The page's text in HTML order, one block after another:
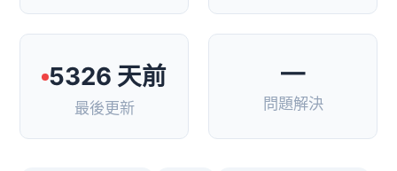
5326 天前
最後更新
—
問題解決